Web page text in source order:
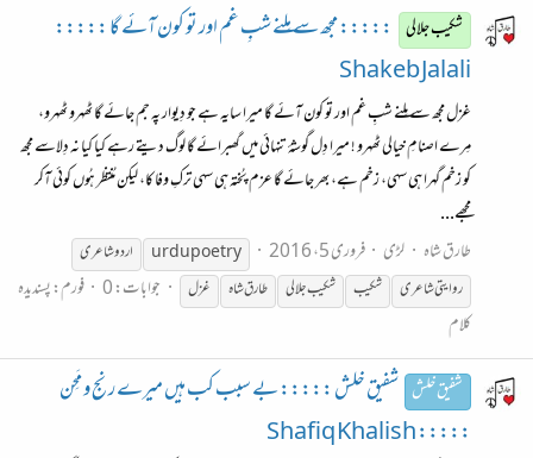
شکیب جلالی ::::: مجھ سے مِلنے شبِ غم اور تو کون آئے گا :::::
Shakeb Jalali
غزل مجھ سے مِلنے شبِ غم اور تو کون آئے گا میرا سایہ ہے جو دِیوار پہ جم جائے گا ٹھہرو ٹھہرو،
مِرے اصنامِ خیالی ٹھہرو ! میرا دِل گوشۂ تنہائی میں گھبرائے گا لوگ دیتے رہے کیا کیا نہ دِلاسے مجھ
کو زخم گہرا ہی سہی، زخم ہے، بھر جائے گا عزم پُختہ ہی سہی ترکِ وفا کا، لیکن مُنتظر ہُوں کوئی آکر
مجھے...
طارق شاہ
لڑی فروری 5، 2016 urdupoetry اردوشاعری
روایتیشاعری شکیب شکیب جلالی طارق شاہ غزل جوابات: 0 فورم:پسندیدہ
کلام
شفیق خلش شفیق خلش ::::: بے سبب کب ہیں میرے رنج و مَحِن
::::: Shafiq Khalish